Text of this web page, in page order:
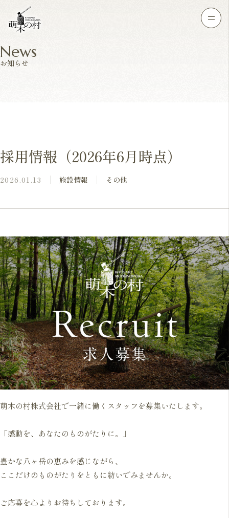
News
お知らせ
採用情報（2026年6月時点）
2026.01.13 施設情報 その他
萌木の村株式会社で一緒に働くスタッフを募集いたします。
「感動を、あなたのものがたりに。」
豊かな八ヶ岳の恵みを感じながら、
ここだけのものがたりをともに紡いでみませんか。
ご応募を心よりお待ちしております。